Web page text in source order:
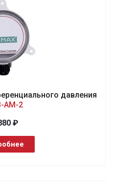
давления
АМ-2
₽